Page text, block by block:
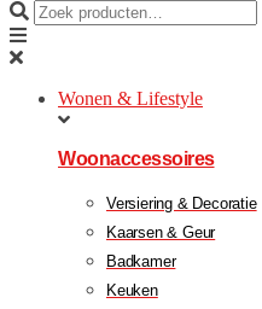
Wonen & Lifestyle
Woonaccessoires
Versiering & Decoratie
Kaarsen & Geur
Badkamer
Keuken